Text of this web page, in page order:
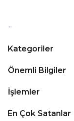
Kategoriler
Önemli Bilgiler
İşlemler
En Çok Satanlar